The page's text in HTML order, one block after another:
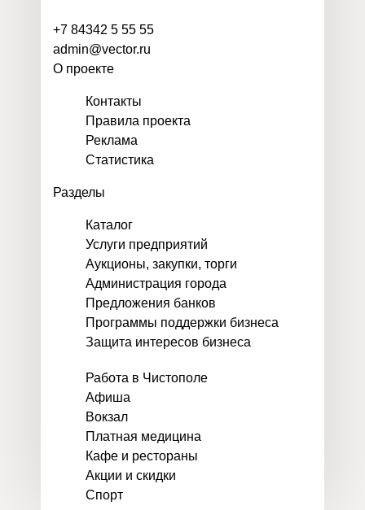
+7 84342 5 55 55
admin@vector.ru
О проекте
Контакты
Правила проекта
Реклама
Статистика
Разделы
Каталог
Услуги предприятий
Аукционы, закупки, торги
Администрация города
Предложения банков
Программы поддержки бизнеса
Защита интересов бизнеса
Работа в Чистополе
Афиша
Вокзал
Платная медицина
Кафе и рестораны
Акции и скидки
Спорт